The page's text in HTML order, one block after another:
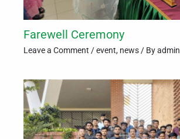
Farewell Ceremony
Leave a Comment /event, news/ Byadmin